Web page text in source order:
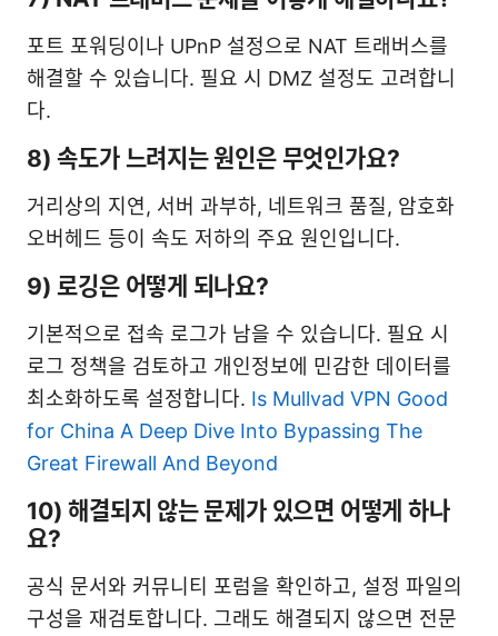
포트 포워딩이나 UPnP 설정으로 NAT 트래버스를
해결할 수 있습니다. 필요 시 DMZ 설정도 고려합니
다.
8) 속도가 느려지는 원인은 무엇인가요?
거리상의 지연, 서버 과부하, 네트워크 품질, 암호화
오버헤드 등이 속도 저하의 주요 원인입니다.
9) 로깅은 어떻게 되나요?
기본적으로 접속 로그가 남을 수 있습니다. 필요 시
로그 정책을 검토하고 개인정보에 민감한 데이터를
최소화하도록 설정합니다. Is Mullvad VPN Good
for China A Deep Dive Into Bypassing The
Great Firewall And Beyond
10) 해결되지 않는 문제가 있으면 어떻게 하나
요?
공식 문서와 커뮤니티 포럼을 확인하고, 설정 파일의
구성을 재검토합니다. 그래도 해결되지 않으면 전문